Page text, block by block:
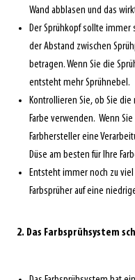
Wand abblasen und das
Der Sprühkopf sollte immer
der Abstand zwischen
betragen. Wenn Sie die
entsteht mehr Sprühnebel.
Kontrollieren Sie, ob Sie
Farbe verwenden. Wenn
Farbhersteller eine
Düse am besten für Ihre
Entsteht immer noch zu
Farbsprüher auf eine
2. Das Farbsprühsystem